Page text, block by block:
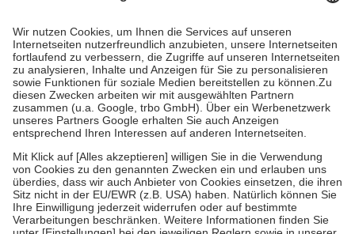
höchstens zehn Euro.
Es sind jedoch nie mehr als die tatsächlichen
Kosten der Leistung zu entrichten.
Diese Regeln gelten grundsätzlich auch für Online-Apotheken.
Bei Heilmitteln und häuslicher Krankenpflege beträgt die
Zuzahlung zehn Prozent der Kosten sowie zehn Euro je
Verordnung.
Um das Engagement der Versicherten für ihre eigene Gesundheit zu
stärken und die besondere Stellung der Familie zu unterstützen,
fallenkeine Zuzahlungenan bei:
• Kindern und Jugendlichen bis zum vollendeten 18. Lebensjahr
mit Ausnahme der Fahrkosten
• Untersuchungen zur Vorsorge und Früherkennung, die von der
GKV getragen werden